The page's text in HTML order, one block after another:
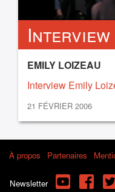
Interview
EMILY LOIZEAU
Interview Emily
21 FÉVRIER 2006
À propos Partenaires
Newsletter YouTube